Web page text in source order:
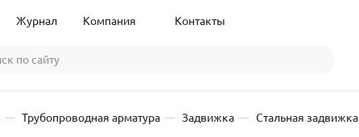
Журнал Компания Контакты
Трубопроводная арматура Задвижка Стальная задвижка